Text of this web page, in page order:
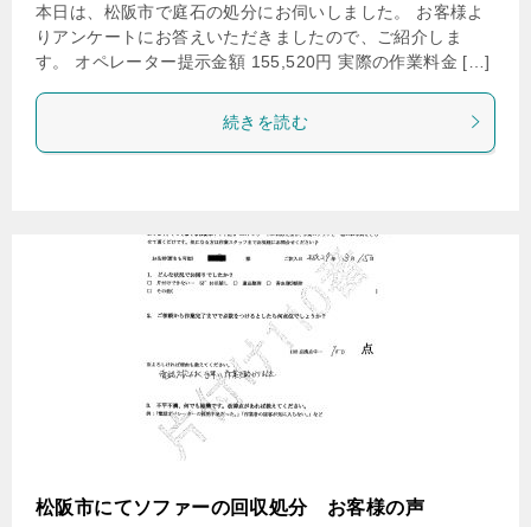
本日は、松阪市で庭石の処分にお伺いしました。 お客様よ
りアンケートにお答えいただきましたので、ご紹介しま
す。 オペレーター提示金額 155,520円 実際の作業料金 […]
続きを読む
松阪市にてソファーの回収処分 お客様の声